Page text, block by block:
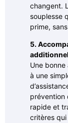
changent.
souplesse
prime,
5.
Une
à une
prévention
rapide et
critères